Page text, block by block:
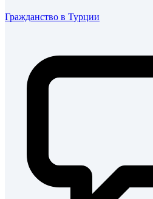
Гражданство в Турции